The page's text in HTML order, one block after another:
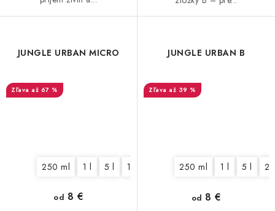
JUNGLE URBAN MICRO
až 67 %
250 ml 1 l 5 l 10 l
od 8 €
JUNGLE URBAN B
až 39 %
250 ml 1 l 5 l
od 8 €